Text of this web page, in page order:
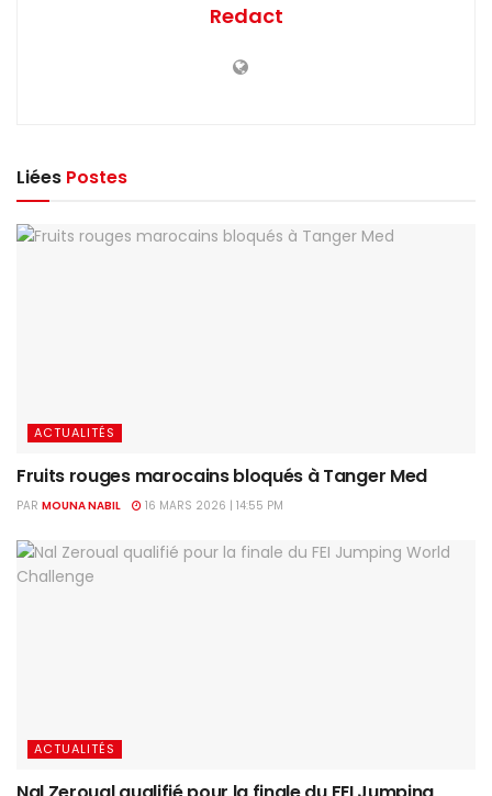
Redact
Liées Postes
ACTUALITÉS
Fruits rouges marocains bloqués à Tanger Med
PAR MOUNA NABIL 16 MARS 2026 | 14:55 PM
ACTUALITÉS